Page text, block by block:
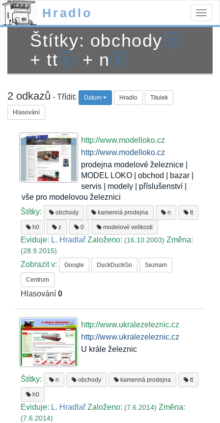
Hradlo
Štítky: obchodyⓧ
+ ttⓧ + nⓧ
2 odkazů - Třídit: Datum Hradlo Titulek
Hlasování
http://www.modelloko.cz
http://www.modelloko.cz
prodejna modelové železnice |
MODEL LOKO | obchod | bazar |
servis | modely | příslušenství |
vše pro modelovou železnici
Štítky:
obchody kamenná prodejna n tt
h0 z 0 modelové velikosti
Eviduje: L. Hradlař Založeno:(16.10.2003)Změna:
(28.9.2015)
Zobrazit v: Google DuckDuckGo Seznam
Centrum
Hlasování0
http://www.ukralezeleznic.cz
http://www.ukralezeleznic.cz
U krále železnic
Štítky: n obchody kamenná prodejna tt
h0
Eviduje: L. Hradlař Založeno:(7.6.2014)Změna:
(7.6.2014)